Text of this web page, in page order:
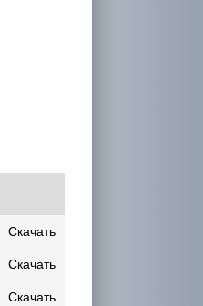
Скачать
Скачать
Скачать